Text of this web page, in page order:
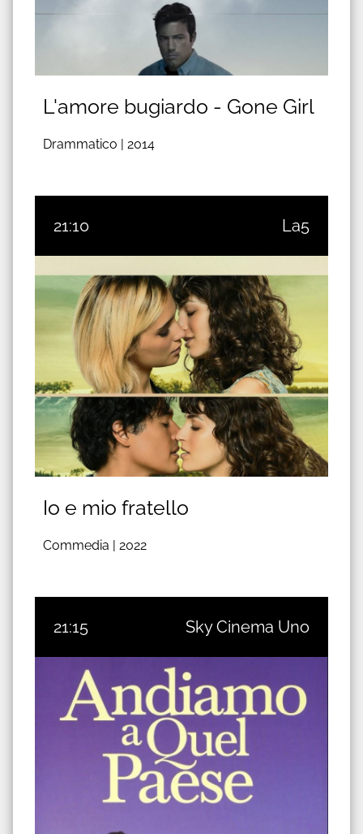
L'amore bugiardo - Gone Girl
Drammatico | 2014
21:10 La5
Io e mio fratello
Commedia | 2022
21:15 Sky Cinema Uno